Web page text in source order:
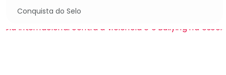
Conquista do Selo